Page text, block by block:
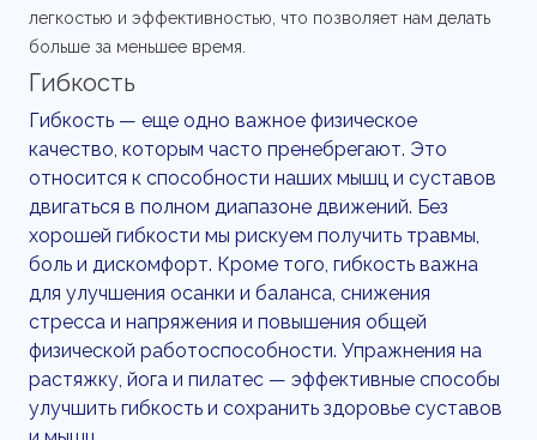
легкостью и эффективностью, что позволяет нам делать
больше за меньшее время.
Гибкость
Гибкость — еще одно важное физическое
качество, которым часто пренебрегают. Это
относится к способности наших мышц и суставов
двигаться в полном диапазоне движений. Без
хорошей гибкости мы рискуем получить травмы,
боль и дискомфорт. Кроме того, гибкость важна
для улучшения осанки и баланса, снижения
стресса и напряжения и повышения общей
физической работоспособности. Упражнения на
растяжку, йога и пилатес — эффективные способы
улучшить гибкость и сохранить здоровье суставов